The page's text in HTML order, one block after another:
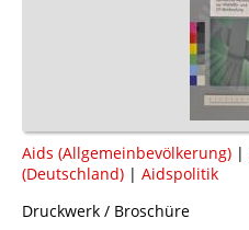
Aids (Allgemeinbevölkerung) |
(Deutschland) | Aidspolitik
Druckwerk / Broschüre